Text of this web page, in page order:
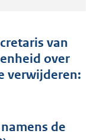
van
over
verwijderen:
de